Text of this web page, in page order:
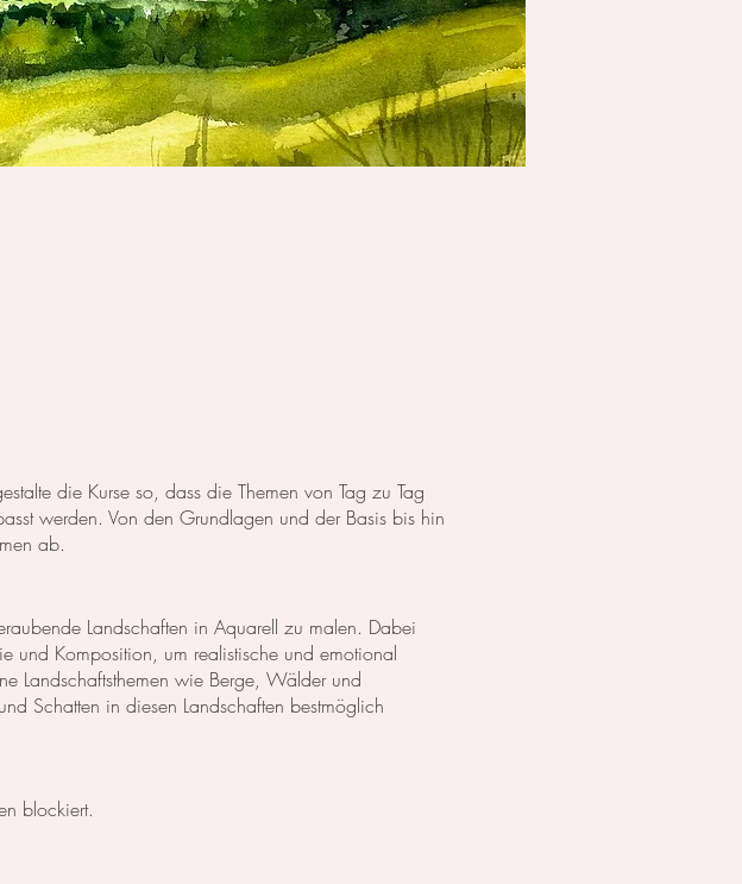
die Kurse so, dass die Themen von Tag zu Tag
werden. Von den Grundlagen und der Basis bis hin
ab.
Landschaften in Aquarell zu malen. Dabei
und Komposition, um realistische und emotional
Landschaftsthemen wie Berge, Wälder und
Schatten in diesen Landschaften bestmöglich
so realistisch wie möglich darzustellen. Außerdem
blockiert.